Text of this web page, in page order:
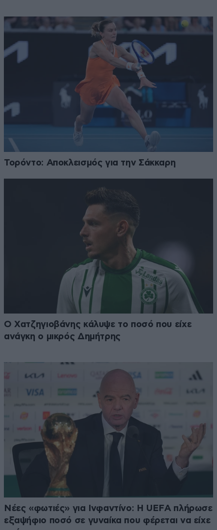
Τορόντο: Αποκλεισμός για την Σάκκαρη
Ο Χατζηγιοβάνης κάλυψε το ποσό που είχε
ανάγκη ο μικρός Δημήτρης
Νέες «φωτιές» για Ινφαντίνο: Η UEFA πλήρωσε
εξαψήφιο ποσό σε γυναίκα που φέρεται να είχε